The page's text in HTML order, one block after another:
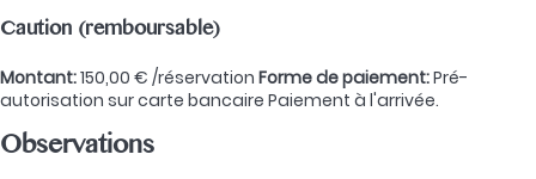
Caution (remboursable)
Montant:150,00 € /réservation Forme de paiement:Pré-
autorisation sur carte bancaire Paiement à l'arrivée.
Observations